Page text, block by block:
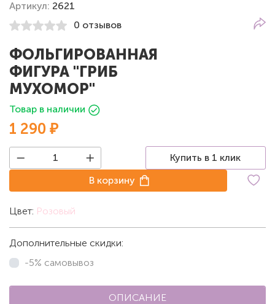
Артикул: 2621
0 отзывов
ФОЛЬГИРОВАННАЯ
ФИГУРА "ГРИБ
МУХОМОР"
Товар в наличии
1 290 ₽
Купить в 1 клик
В корзину
Цвет: Розовый
Дополнительные скидки:
-5% самовывоз
ОПИСАНИЕ